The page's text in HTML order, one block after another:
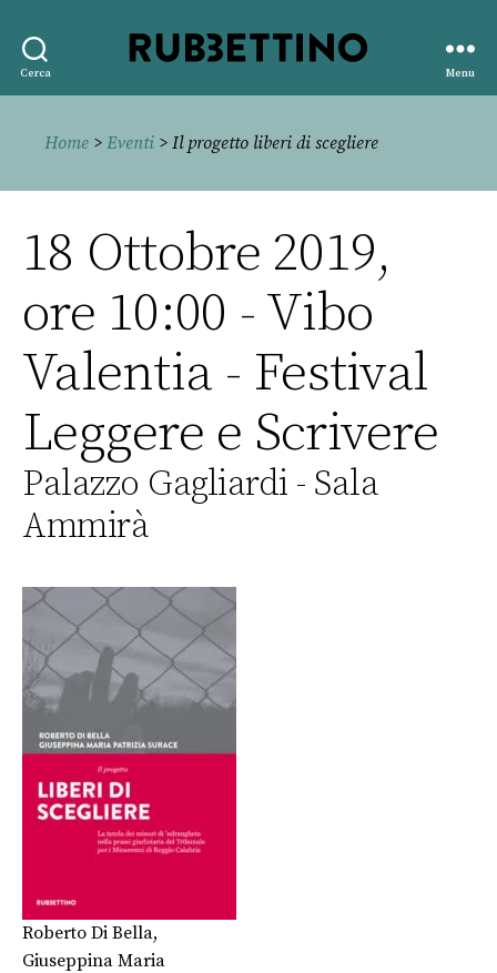
Cerca
editore
Menu
Home > Eventi > Il progetto liberi di scegliere
18 Ottobre 2019,
ore 10:00 - Vibo
Valentia - Festival
Leggere e Scrivere
Palazzo Gagliardi - Sala
Ammirà
Roberto Di Bella,
Giuseppina Maria